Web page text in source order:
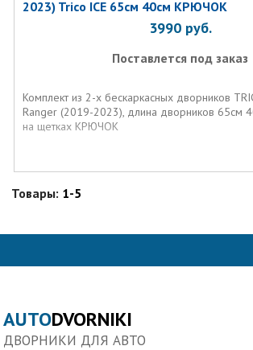
2023) Trico ICE 65см 40см КРЮЧОК
3990 руб.
Поставлется под заказ
Комплект из 2-х бескаркасных дворников
Ranger (2019-2023), длина дворников 65см
на щетках КРЮЧОК
Товары: 1-5
AUTODVORNIKI
ДВОРНИКИ ДЛЯ АВТО